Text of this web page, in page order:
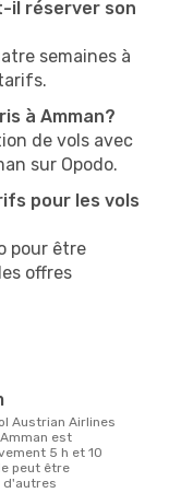
il réserver son
semaines à
à Amman?
de vols avec
sur Opodo.
pour les vols
pour être
offres
est
5 h et 10
peut être
d'autres